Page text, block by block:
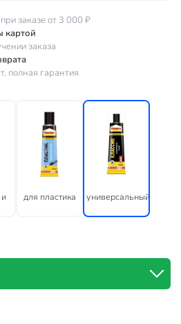
заказе от 3 000 ₽
картой
заказа
полная гарантия
для пластика универсальный